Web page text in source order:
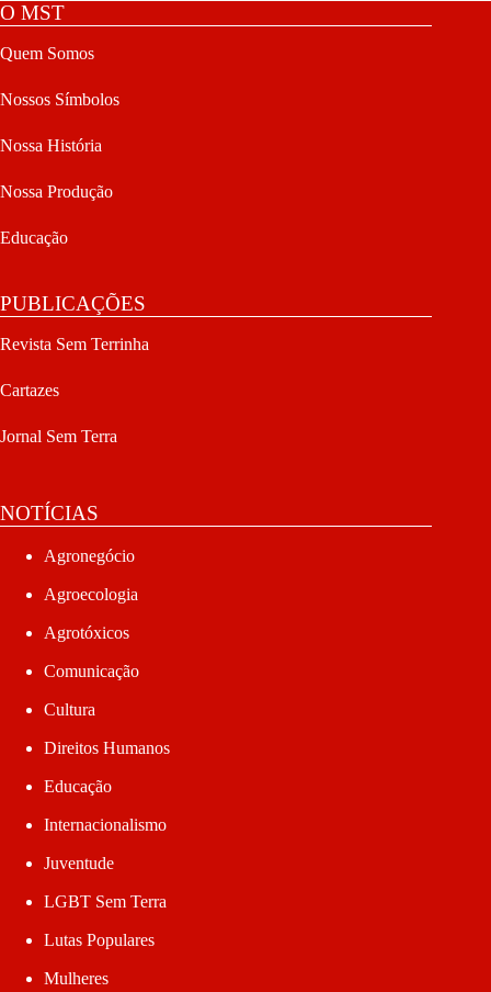
O MST
Quem Somos
Nossos Símbolos
Nossa História
Nossa Produção
Educação
PUBLICAÇÕES
Revista Sem Terrinha
Cartazes
Jornal Sem Terra
NOTÍCIAS
Agronegócio
Agroecologia
Agrotóxicos
Comunicação
Cultura
Direitos Humanos
Educação
Internacionalismo
Juventude
LGBT Sem Terra
Lutas Populares
Mulheres